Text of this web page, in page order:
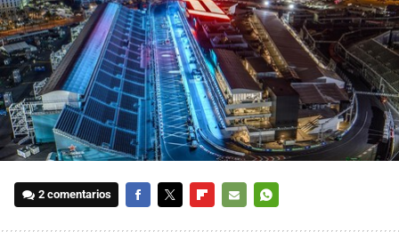
2 comentarios